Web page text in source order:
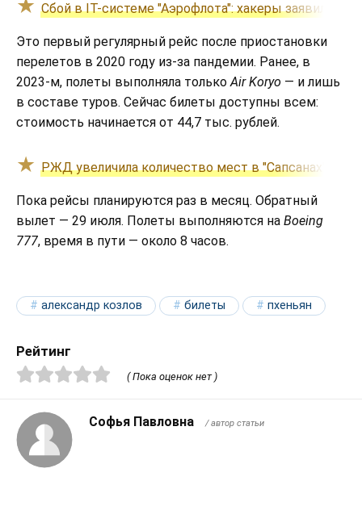
Сбой в IT-системе "Аэрофлота": хакеры заявили об
Это первый регулярный рейс после приостановки
перелетов в 2020 году из-за пандемии. Ранее, в
2023-м, полеты выполняла толькоAir Koryo — и лишь
в составе туров. Сейчас билеты доступны всем:
стоимость начинается от 44,7 тыс. рублей.
РЖД увеличила количество мест в "Сапсанах"
Пока рейсы планируются раз в месяц. Обратный
вылет — 29 июля. Полеты выполняются на Boeing
777, время в пути — около 8 часов.
александр козлов билеты пхеньян
Рейтинг
( Пока оценок нет )
Софья Павловна / автор статьи